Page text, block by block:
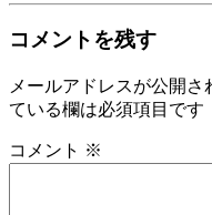
コメントを残す
メールアドレスが公開さ
ている欄は必須項目です
コメント ※